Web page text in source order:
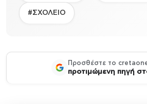
#ΣΧΟΛΕΙΟ
Προσθέστε το
προτιμώμενη πηγή